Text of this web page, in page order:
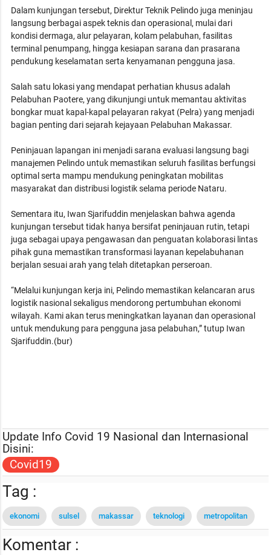
Dalam kunjungan tersebut, Direktur Teknik Pelindo juga meninjau
langsung berbagai aspek teknis dan operasional, mulai dari
kondisi dermaga, alur pelayaran, kolam pelabuhan, fasilitas
terminal penumpang, hingga kesiapan sarana dan prasarana
pendukung keselamatan serta kenyamanan pengguna jasa.
Salah satu lokasi yang mendapat perhatian khusus adalah
Pelabuhan Paotere, yang dikunjungi untuk memantau aktivitas
bongkar muat kapal-kapal pelayaran rakyat (Pelra) yang menjadi
bagian penting dari sejarah kejayaan Pelabuhan Makassar.
Peninjauan lapangan ini menjadi sarana evaluasi langsung bagi
manajemen Pelindo untuk memastikan seluruh fasilitas berfungsi
optimal serta mampu mendukung peningkatan mobilitas
masyarakat dan distribusi logistik selama periode Nataru.
Sementara itu, Iwan Sjarifuddin menjelaskan bahwa agenda
kunjungan tersebut tidak hanya bersifat peninjauan rutin, tetapi
juga sebagai upaya pengawasan dan penguatan kolaborasi lintas
pihak guna memastikan transformasi layanan kepelabuhanan
berjalan sesuai arah yang telah ditetapkan perseroan.
“Melalui kunjungan kerja ini, Pelindo memastikan kelancaran arus
logistik nasional sekaligus mendorong pertumbuhan ekonomi
wilayah. Kami akan terus meningkatkan layanan dan operasional
untuk mendukung para pengguna jasa pelabuhan,” tutup Iwan
Sjarifuddin.(bur)
Update Info Covid 19 Nasional dan Internasional
Disini:
Covid19
Tag :
ekonomi sulsel makassar teknologi metropolitan
Komentar :